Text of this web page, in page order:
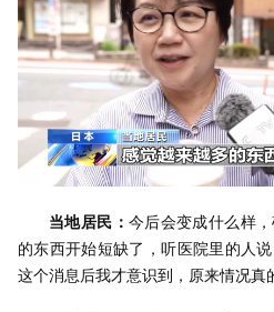
当地居民： 今后会变成什么样
的东西开始短缺了，听医院里的人
这个消息后我才意识到，原来情况真